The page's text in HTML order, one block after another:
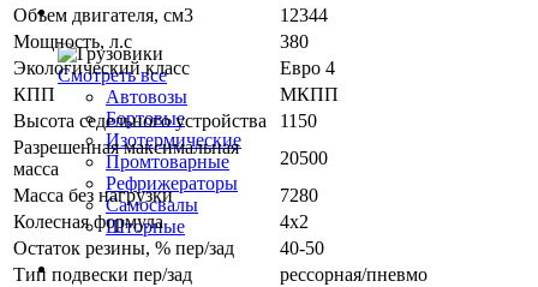
Грузовики
Смотреть все
Автовозы
Бортовые
Изотермические
Промтоварные
Рефрижераторы
Самосвалы
Шторные
Коммерческие авто
Объем двигателя, см3
12344
Мощность, л.с
380
Экологический класс
Евро 4
КПП
МКПП
Высота седельного устройства
1150
Разрешенная максимальная
масса
20500
Масса без нагрузки
7280
Колесная формула
4х2
Остаток резины, % пер/зад
40-50
Тип подвески пер/зад
рессорная/пневмо